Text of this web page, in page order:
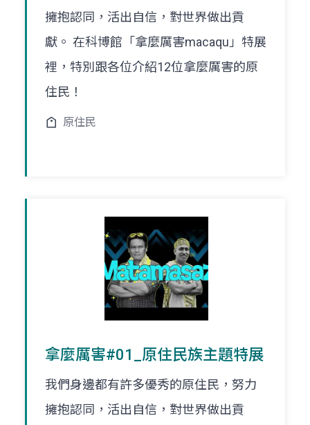
擁抱認同，活出自信，對世界做出貢
獻。 在科博館「拿麼厲害macaqu」特展
裡，特別跟各位介紹12位拿麼厲害的原
住民！
原住民
拿麼厲害#01_原住民族主題特展
我們身邊都有許多優秀的原住民，努力
擁抱認同，活出自信，對世界做出貢